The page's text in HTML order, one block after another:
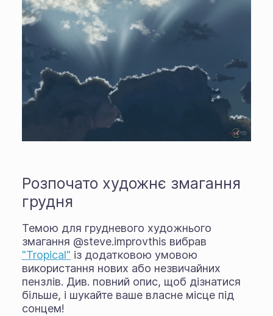
Розпочато художнє змагання
грудня
Темою для грудневого художнього
змагання @steve.improvthis вибрав
"Tropical" із додатковою умовою
використання нових або незвичайних
пензлів. Див. повний опис, щоб дізнатися
більше, і шукайте ваше власне місце під
сонцем!